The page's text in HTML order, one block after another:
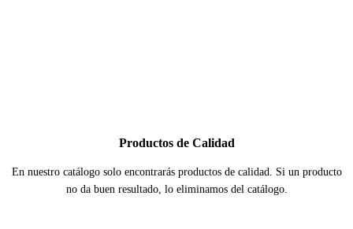
Productos de Calidad
En nuestro catálogo solo encontrarás productos de calidad. Si un producto
no da buen resultado, lo eliminamos del catálogo.